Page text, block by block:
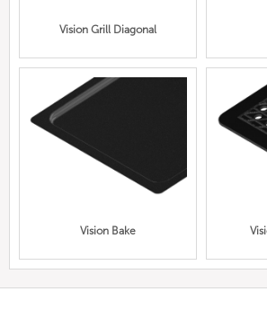
Vision Grill Diagonal
Vision Bake